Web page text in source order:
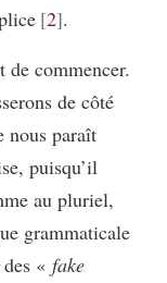
2 .
de commencer.
de côté
nous paraît
puisqu’il
au pluriel,
grammaticale
« fake